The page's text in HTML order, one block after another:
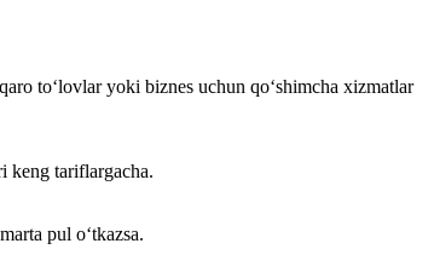
to‘lovlar yoki biznes uchun qo‘shimcha xizmatlar
keng tariflargacha.
pul o‘tkazsa.